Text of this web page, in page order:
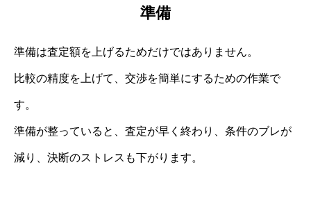
準備
準備は査定額を上げるためだけではありません。
比較の精度を上げて、交渉を簡単にするための作業で
す。
準備が整っていると、査定が早く終わり、条件のブレが
減り、決断のストレスも下がります。